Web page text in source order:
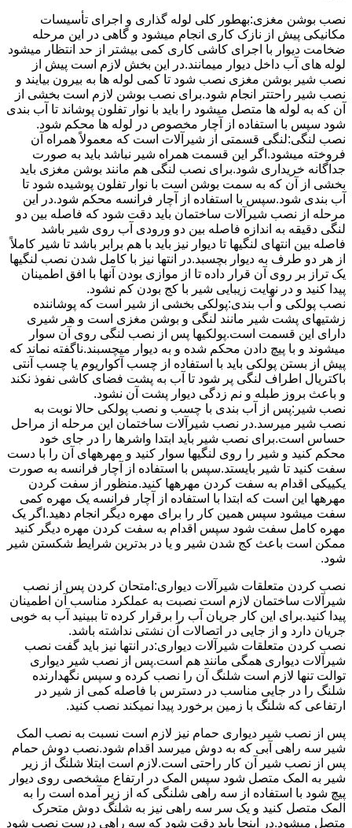
نصب بوشن مغزی:بهطور کلی لوله گذاری و اجرای تأسیسات
مکانیکی پیش از نازک کاری انجام میشود و گاهی در این مرحله
ضخامت دیوار با اجرای کاشی کاری کمی بیشتر از حد انتظار میشود
لوله های آب داخل دیوار میمانند.در این بخش لازم است پیش از
نصب شیر بوشن مغزی نصب شود تا کمی لوله ها به بیرون بیایند و
نصب شیر راحتتر انجام شود.برای نصب بوشن لازم است بخشی از
آن که به لوله ها متصل میشود را باید با نوار تفلون پوشاند تا آب بندی
شود سپس با استفاده از آچار مخصوص در لوله ها محکم شود.
نصب لنگی:لنگی قسمتی از شیرآلات است که معمولاً همراه آن
فروخته میشود.اگر این قسمت همراه شیر نباشد باید به صورت
جداگانه خریداری شود.برای نصب لنگی هم مانند بوشن مغزی باید
بخشی از آن که به سمت بوشن است با نوار تفلون پوشیده شود تا
آب بندی شود.سپس با استفاده از آچار فرانسه محکم شود.در این
مرحله از نصب شیرآلات ساختمان باید دقت شود که فاصله بین دو
لنگی دقیقه به اندازه فاصله بین دو ورودی آب روی شیر باشد
فاصله بین انتهای لنگیها تا دیوار نیز باید با هم برابر باشد تا شیر کاملاً
از هر دو طرف به دیوار بچسبد.در انتها نیز با کامل شدن نصب لنگیها
یک تراز بر روی آن قرار داده تا از موازی بودن آنها با افق اطمینان
پیدا کنید و در نهایت زیبایی شیر با کج بودن کم نشود.
نصب پولکی و آب بندی:پولکی بخشی از شیر است که پوشاننده
زشتیهای پشت شیر مانند لنگی و بوشن مغزی است و هر شیری
دارای این قسمت است.پولکیها پس از نصب لنگی روی آن سوار
میشوند و با پیچ دادن محکم شده و به دیوار میچسبند.ناگفته نماند که
پیش از بستن پولکی باید با استفاده از چسب آکواریوم یا چسب آنتی
باکتریال اطراف لنگی پر شود تا آب به پشت فضای کاشی نفوذ نکند
و باعث بروز طبله و نم زدگی دیوار پشت آن نشود.
نصب شیر:پس از آب بندی با چسب و نصب پولکی حالا نوبت به
نصب شیر میرسد.در نصب شیرآلات ساختمان این مرحله از مراحل
حساس است.برای نصب شیر باید ابتدا واشرها را در جای خود
محکم کنید و شیر را روی لنگیها سوار کنید و مهرههای آن را با دست
سفت کنید تا شیر بایستد.سپس با استفاده از آچار فرانسه به صورت
یکییکی اقدام به سفت کردن مهرهها کنید.منظور از سفت کردن
مهرهها این است که ابتدا با استفاده از آچار فرانسه یک مهره کمی
سفت میشود سپس همین کار را برای مهره دیگر انجام دهید.اگر یک
مهره کامل سفت شود سپس اقدام به سفت کردن مهره دیگر کنید
ممکن است باعث کج شدن شیر و یا در بدترین شرایط شکستن شیر
شود.
نصب کردن متعلقات شیرآلات دیواری:امتحان کردن پس از نصب
شیرآلات ساختمان لازم است نصبت به عملکرد مناسب آن اطمینان
پیدا کنید.برای این کار جریان آب را برقرار کرده تا ببینید آب به خوبی
جریان دارد و از جایی در اتصالات آن نشتی نداشته باشد.
نصب کردن متعلقات شیرآلات دیواری:در انتها نیز باید گفت نصب
شیرآلات دیواری همگی مانند هم است.پس از نصب شیر دیواری
توالت تنها لازم است شلنگ آن را نصب کرده و سپس نگهدارنده
شلنگ را در جایی مناسب در دسترس با فاصله کمی از شیر در
ارتفاعی که شلنگ با زمین برخورد پیدا نمیکند نصب کنید.
پس از نصب شیر دیواری حمام نیز لازم است نسبت به نصب المک
شیر سه راهی آبی که به دوش میرسد اقدام شود.نصب دوش حمام
پس از نصب شیر آن کار راحتی است.لازم است ابتلا شلنگ از زیر
شیر به المک متصل شود سپس المک در ارتفاع مشخصی روی دیوار
پیچ شود با استفاده از سه راهی شلنگی که از زیر آمده است را به
المک متصل کنید و یک سر سه راهی نیز به شلنگ دوش متحرک
متصل میشود.در اینجا باید دقت شود که سه راهی درست نصب شود